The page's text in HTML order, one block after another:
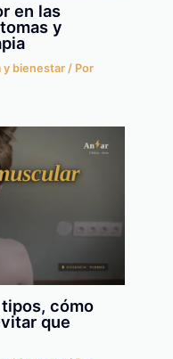
en las
y
y bienestar/ Por
cómo
que